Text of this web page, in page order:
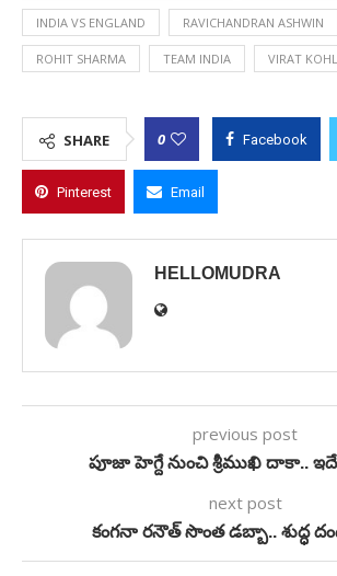
INDIA VS ENGLAND RAVICHANDRAN ASHWIN
ROHIT SHARMA TEAM INDIA VIRAT
SHARE 0 Facebook
Pinterest Email
HELLOMUDRA
previous post
పూజా హెగ్దే నుంచి శ్రీముఖి దాకా..
next post
కంగనా రనౌత్ సొంత డబ్బా.. శుద్ధ